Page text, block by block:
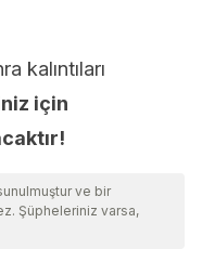
kalıntıları
için
ve bir
Şüpheleriniz varsa,